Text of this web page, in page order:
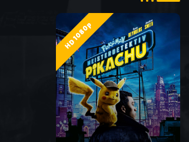
HD 1080p